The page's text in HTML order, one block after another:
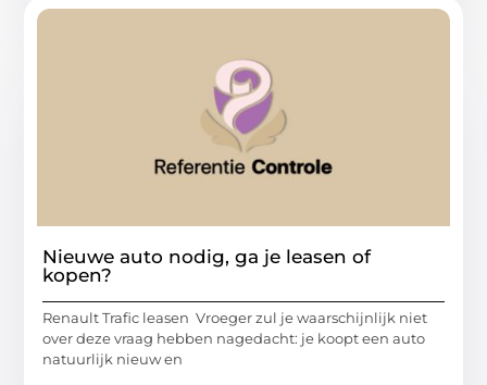
Nieuwe auto nodig, ga je leasen of
kopen?
Renault Trafic leasen Vroeger zul je waarschijnlijk niet
over deze vraag hebben nagedacht: je koopt een auto
natuurlijk nieuw en